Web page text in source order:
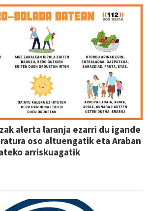
alerta laranja ezarri du igande
oso altuengatik eta Araban
arriskuagatik